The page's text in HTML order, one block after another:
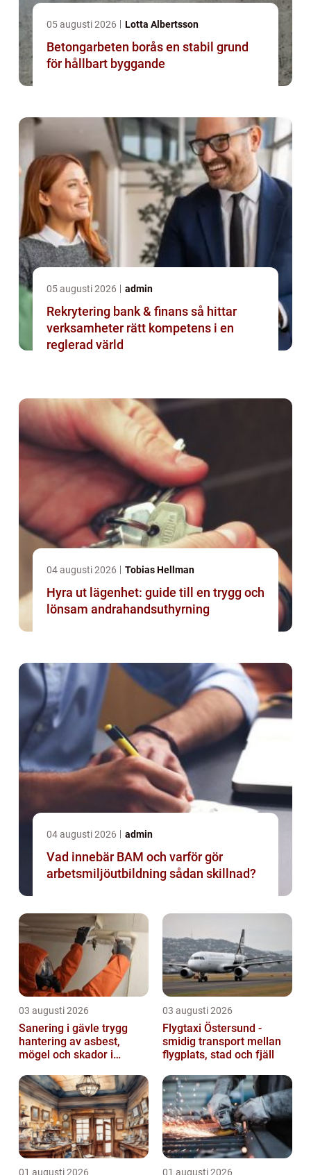
05 augusti 2026 Lotta Albertsson
Betongarbeten borås en stabil grund
för hållbart byggande
05 augusti 2026 admin
Rekrytering bank & finans så hittar
verksamheter rätt kompetens i en
reglerad värld
04 augusti 2026 Tobias Hellman
Hyra ut lägenhet: guide till en trygg och
lönsam andrahandsuthyrning
04 augusti 2026 admin
Vad innebär BAM och varför gör
arbetsmiljöutbildning sådan skillnad?
03 augusti 2026
Sanering i gävle trygg
hantering av asbest,
mögel och skador i
03 augusti 2026
Flygtaxi Östersund -
smidig transport mellan
flygplats, stad och fjäll
01 augusti 2026 01 augusti 2026